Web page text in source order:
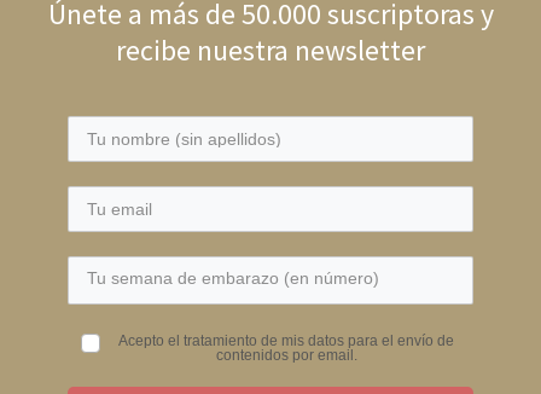
Únete a más de 50.000 suscriptoras y
recibe nuestra newsletter
Acepto el tratamiento de mis datos para el envío de
contenidos por email.